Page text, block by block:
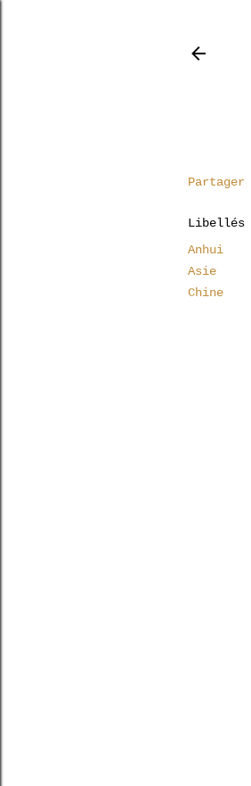
Partager
Libellés
Anhui
Asie
Chine